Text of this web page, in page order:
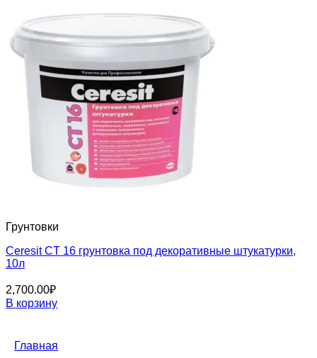
Грунтовки
Ceresit CT 16 грунтовка под декоративные штукатурки,
10л
2,700.00₽
В корзину
Главная